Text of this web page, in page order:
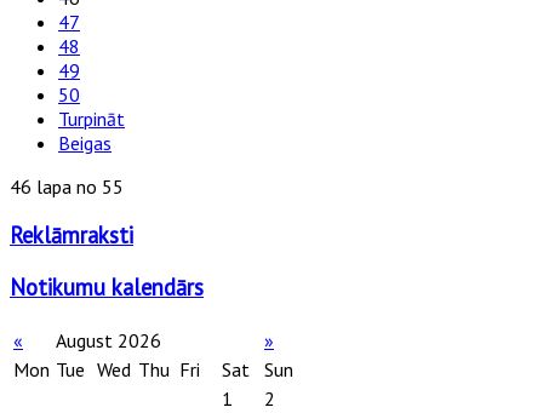
47
48
49
50
Turpināt
Beigas
46 lapa no 55
Reklāmraksti
Notikumu kalendārs
« August 2026
»
Mon Tue Wed Thu Fri Sat
Sun
1
2